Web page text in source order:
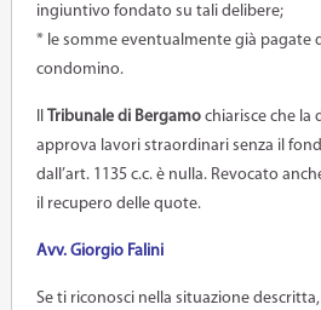
ingiuntivo fondato su tali delibere;
* le somme eventualmente già pagate
condomino.
Il Tribunale di Bergamochiarisce che la
approva lavori straordinari senza il
dall’art. 1135 c.c. è nulla. Revocato
il recupero delle quote.
Avv. Giorgio Falini
Se ti riconosci nella situazione